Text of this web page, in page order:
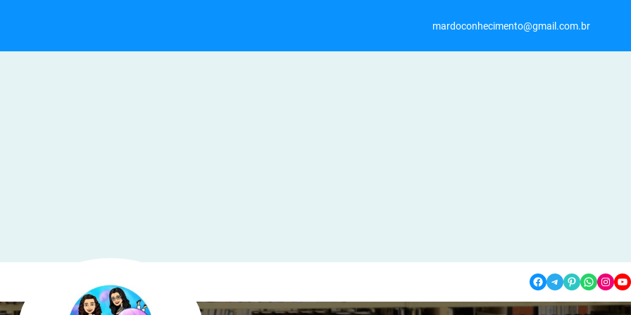
mardoconhecimento@gmail.com.br
Facebook Telegram Pinterest WhatsApp Instagram YouTube